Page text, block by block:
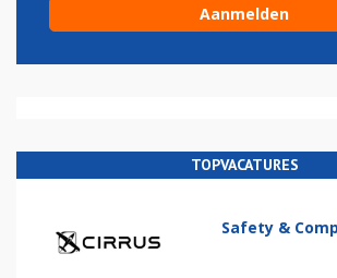
TOPVACATURES
Safety &